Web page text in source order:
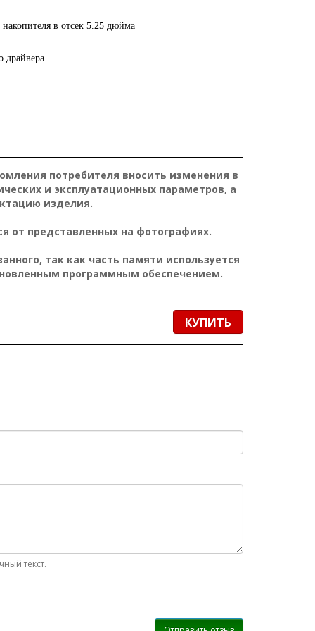
в отсек 5.25 дюйма
драйвера
потребителя вносить изменения в
и эксплуатационных параметров, а
изделия.
от представленных на фотографиях.
так как часть памяти используется
программным обеспечением.
КУПИТЬ
текст.